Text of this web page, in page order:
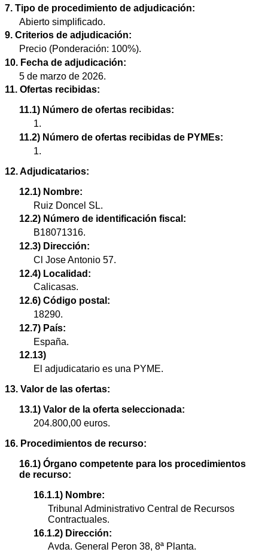
7. Tipo de procedimiento de adjudicación:
Abierto simplificado.
9. Criterios de adjudicación:
Precio (Ponderación: 100%).
10. Fecha de adjudicación:
5 de marzo de 2026.
11. Ofertas recibidas:
11.1) Número de ofertas recibidas:
1.
11.2) Número de ofertas recibidas de PYMEs:
1.
12. Adjudicatarios:
12.1) Nombre:
Ruiz Doncel SL.
12.2) Número de identificación fiscal:
B18071316.
12.3) Dirección:
Cl Jose Antonio 57.
12.4) Localidad:
Calicasas.
12.6) Código postal:
18290.
12.7) País:
España.
12.13)
El adjudicatario es una PYME.
13. Valor de las ofertas:
13.1) Valor de la oferta seleccionada:
204.800,00 euros.
16. Procedimientos de recurso:
16.1) Órgano competente para los procedimientos
de recurso:
16.1.1) Nombre:
Tribunal Administrativo Central de Recursos
Contractuales.
16.1.2) Dirección:
Avda. General Peron 38, 8ª Planta.